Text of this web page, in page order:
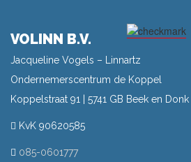
VOLINN B.V.
Jacqueline Vogels – Linnartz
Ondernemerscentrum de Koppel
Koppelstraat 91 | 5741 GB Beek en Donk
KvK 90620585
085-0601777